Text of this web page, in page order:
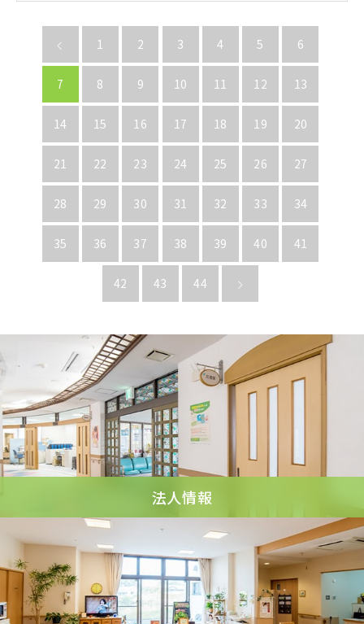
1 2 3 4 5 6
7 8 9 10 11 12 13
14 15 16 17 18 19 20
21 22 23 24 25 26 27
28 29 30 31 32 33 34
35 36 37 38 39 40 41
42 43 44
法人情報